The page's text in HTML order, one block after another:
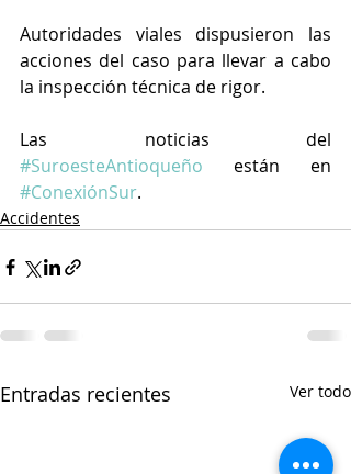
Autoridades viales dispusieron las
acciones del caso para llevar a cabo
la inspección técnica de rigor.
#SuroesteAntioqueño
#ConexiónSur.
Accidentes
Entradas recientes Ver todo